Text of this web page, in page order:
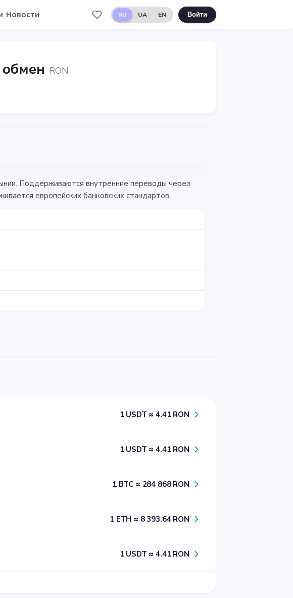
Новости RU UA EN Войти
RON
Поддерживаются внутренние переводы через
европейских банковских стандартов.
1​ USDT ≈ 4​.4​1​ RON
1​ USDT ≈ 4​.4​1​ RON
1​ BTC ≈ 2​8​4​ 8​6​8​ RON
1​ ETH ≈ 8​ 3​9​3​.6​4​ RON
1​ USDT ≈ 4​.4​1​ RON